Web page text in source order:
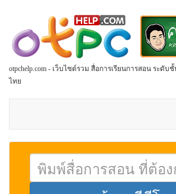
otpchelp.com - เว็บไซต์รวม สื่อการเรียนการสอน ระดับ
ไทย